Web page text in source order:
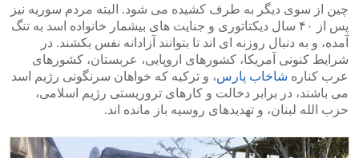
چین از سوی دیگر به طرف کشیده می شود. البته مردم سوریه نیز
پس از ۴۰ سال دیکتاتوری و جنایت های بیشمار خانواده اسد به تنگ
آمده، و به دنبال روزنه ای اند تا بتوانند آزادانه نفس بکشند. در
شرایط کنونی آمریکا، کشورهای اروپایی، عربستان، کشورهای
عرب کناره شاخاب پارس، و ترکیه که خواهان سرنگونی رژیم اسد
می باشند، در برابر دخالت و کارهای تروریستی رژیم اسلامی،
حزب الله لبنان، و تهدیدهای روسیه باز مانده اند.